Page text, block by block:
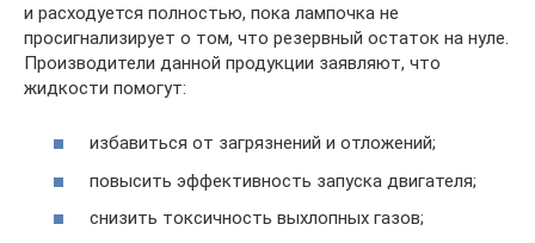
и расходуется полностью, пока лампочка не
просигнализирует о том, что резервный остаток на нуле.
Производители данной продукции заявляют, что
жидкости помогут:
избавиться от загрязнений и отложений;
повысить эффективность запуска двигателя;
снизить токсичность выхлопных газов;